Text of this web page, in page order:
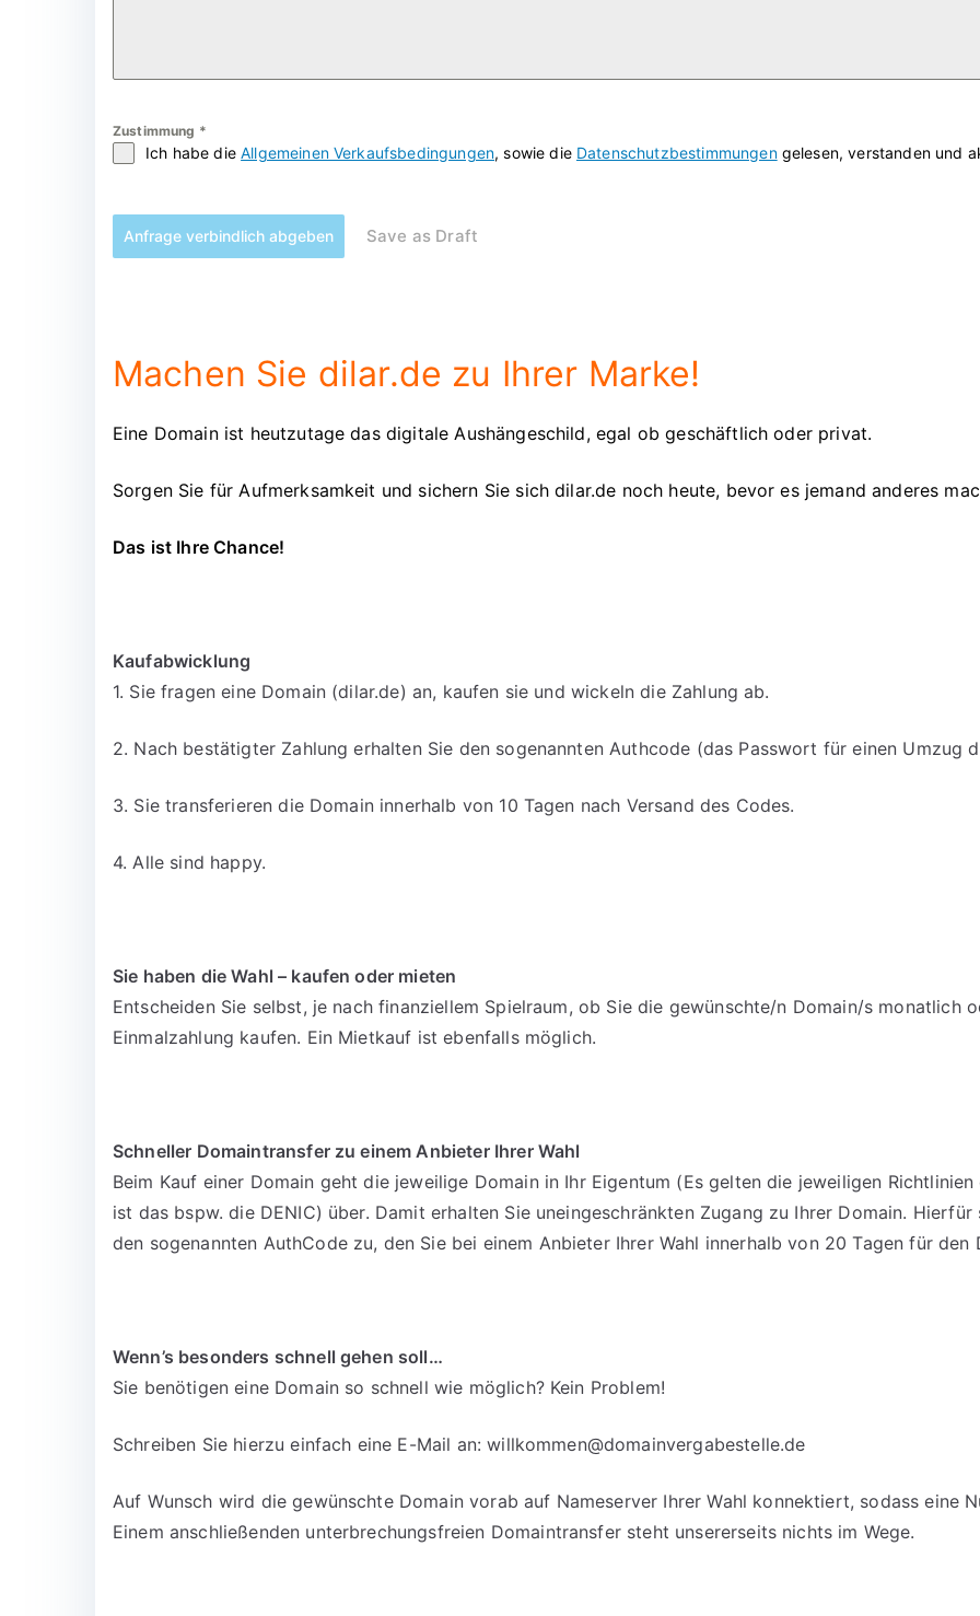
Zustimmung *
Ich habe dieAllgemeinen Verkaufsbedingungen, sowie die Datenschutzbestimmungengelesen, verstanden und
Anfrage verbindlich abgeben Save as Draft
Machen Sie dilar.de zu Ihrer Marke!
Eine Domain ist heutzutage das digitale Aushängeschild, egal ob geschäftlich oder privat.
Sorgen Sie für Aufmerksamkeit und sichern Sie sich dilar.de noch heute, bevor es jemand anderes
Das ist Ihre Chance!
Kaufabwicklung
1. Sie fragen eine Domain (dilar.de) an, kaufen sie und wickeln die Zahlung ab.
2. Nach bestätigter Zahlung erhalten Sie den sogenannten Authcode (das Passwort für einen Umzug
3. Sie transferieren die Domain innerhalb von 10 Tagen nach Versand des Codes.
4. Alle sind happy.
Sie haben die Wahl – kaufen oder mieten
Entscheiden Sie selbst, je nach finanziellem Spielraum, ob Sie die gewünschte/n Domain/s monatlich
Einmalzahlung kaufen. Ein Mietkauf ist ebenfalls möglich.
Schneller Domaintransfer zu einem Anbieter Ihrer Wahl
Beim Kauf einer Domain geht die jeweilige Domain in Ihr Eigentum (Es gelten die jeweiligen
ist das bspw. die DENIC) über. Damit erhalten Sie uneingeschränkten Zugang zu Ihrer Domain.
den sogenannten AuthCode zu, den Sie bei einem Anbieter Ihrer Wahl innerhalb von 20 Tagen für den
Wenn’s besonders schnell gehen soll…
Sie benötigen eine Domain so schnell wie möglich? Kein Problem!
Schreiben Sie hierzu einfach eine E-Mail an:willkommen@domainvergabestelle.de
Auf Wunsch wird die gewünschte Domain vorab auf Nameserver Ihrer Wahl konnektiert, sodass eine
Einem anschließenden unterbrechungsfreien Domaintransfer steht unsererseits nichts im Wege.